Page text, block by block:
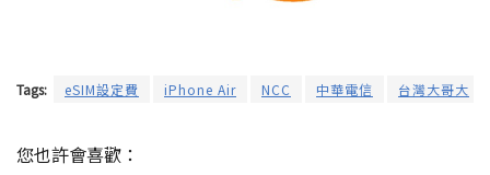
Tags: eSIM設定費 iPhone Air NCC 中華電信 台灣大哥大
您也許會喜歡：